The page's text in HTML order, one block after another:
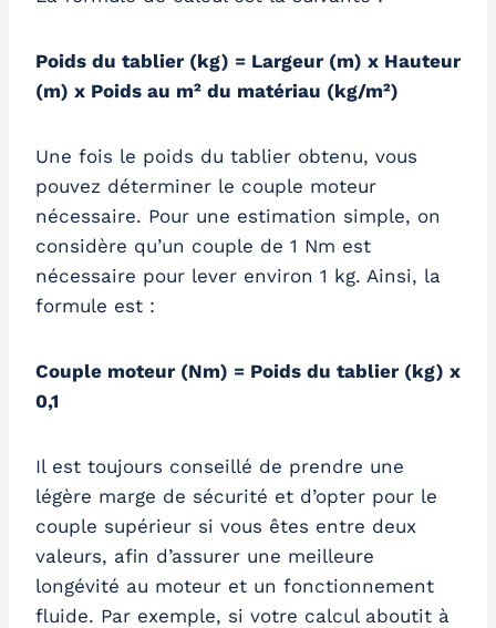
Poids du tablier (kg) = Largeur (m) x Hauteur
(m) x Poids au m² du matériau (kg/m²)
Une fois le poids du tablier obtenu, vous
pouvez déterminer le couple moteur
nécessaire. Pour une estimation simple, on
considère qu’un couple de 1 Nm est
nécessaire pour lever environ 1 kg. Ainsi, la
formule est :
Couple moteur (Nm) = Poids du tablier (kg) x
0,1
Il est toujours conseillé de prendre une
légère marge de sécurité et d’opter pour le
couple supérieur si vous êtes entre deux
valeurs, afin d’assurer une meilleure
longévité au moteur et un fonctionnement
fluide. Par exemple, si votre calcul aboutit à